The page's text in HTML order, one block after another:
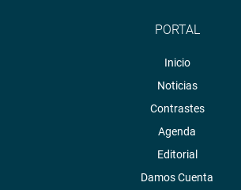
PORTAL
Inicio
Noticias
Contrastes
Agenda
Editorial
Damos Cuenta